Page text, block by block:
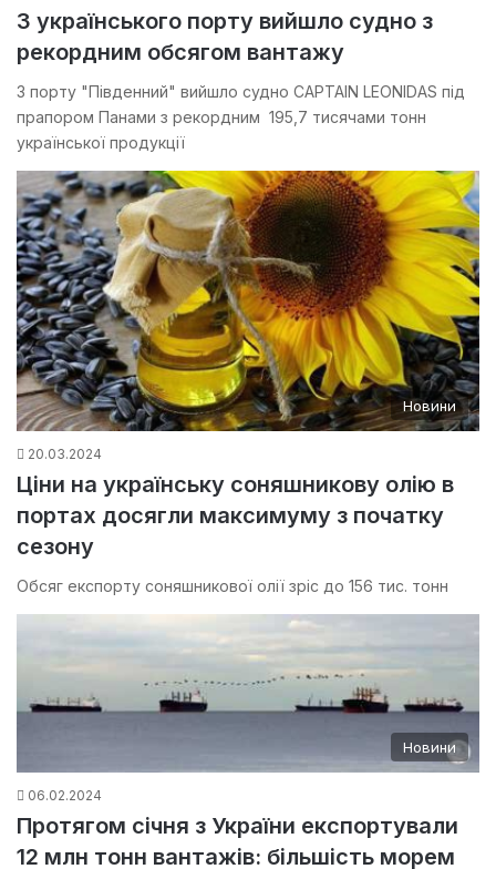
З українського порту вийшло судно з
рекордним обсягом вантажу
З порту "Південний" вийшло судно CAPTAIN LEONIDAS під
прапором Панами з рекордним 195,7 тисячами тонн
української продукції
Новини
20.03.2024
Ціни на українську соняшникову олію в
портах досягли максимуму з початку
сезону
Обсяг експорту соняшникової олії зріс до 156 тис. тонн
Новини
06.02.2024
Протягом січня з України експортували
12 млн тонн вантажів: більшість морем